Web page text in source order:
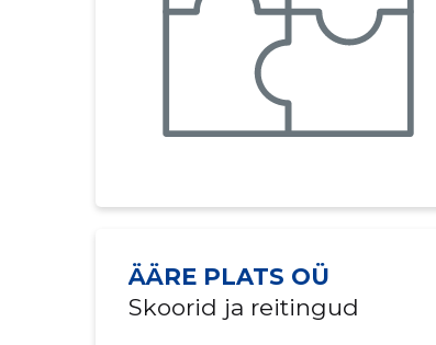
ÄÄRE PLATS OÜ
Skoorid ja reitingud